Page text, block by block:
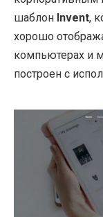
шаблон Invent,
хорошо
компьютерах и
построен с